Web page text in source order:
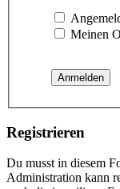
Meinen
Registrieren
Du musst in diesem
Administration kann